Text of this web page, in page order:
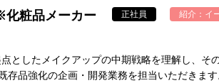
粧品メーカー 正社員 紹介： イ
としたメイクアップの中期戦略を理解し、そ
存品強化の企画・開発業務を担当いただきます